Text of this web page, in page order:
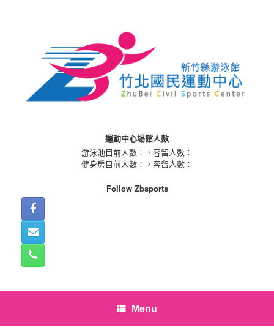
運動中心場館人數
游泳池目前人數：
，容留人數：
健身房目前人數：
，容留人數：
Follow Zbsports
Menu